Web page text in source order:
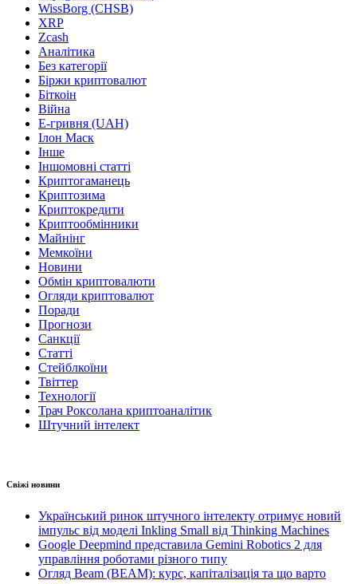
WissBorg (CHSB)
XRP
Zcash
Аналітика
Без категорії
Біржи криптовалют
Біткоін
Війна
Е-гривня (UAH)
Ілон Маск
Інше
Іншомовні статті
Криптогаманець
Криптозима
Криптокредити
Криптообмінники
Майнінг
Мемкоїни
Новини
Обмін криптовалюти
Огляди криптовалют
Поради
Прогнози
Санкції
Статті
Стейблкоїни
Твіттер
Технології
Трач Роксолана криптоаналітик
Штучний інтелект
Свіжі новини
Український ринок штучного інтелекту отримує новий
імпульс від моделі Inkling Small від Thinking Machines
Google Deepmind представила Gemini Robotics 2 для
управління роботами різного типу
Огляд Beam (BEAM): курс, капіталізація та що варто